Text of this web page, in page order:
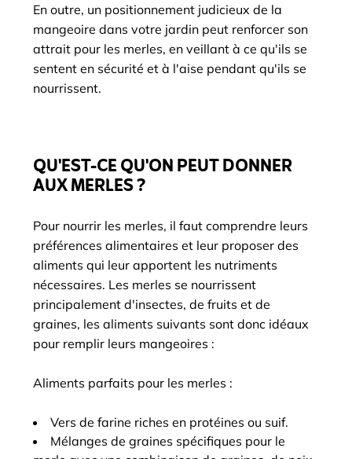
En outre, un positionnement judicieux de la
mangeoire dans votre jardin peut renforcer son
attrait pour les merles, en veillant à ce qu'ils se
sentent en sécurité et à l'aise pendant qu'ils se
nourrissent.
QU'EST-CE QU'ON PEUT DONNER
AUX MERLES ?
Pour nourrir les merles, il faut comprendre leurs
préférences alimentaires et leur proposer des
aliments qui leur apportent les nutriments
nécessaires. Les merles se nourrissent
principalement d'insectes, de fruits et de
graines, les aliments suivants sont donc idéaux
pour remplir leurs mangeoires :
Aliments parfaits pour les merles :
Vers de farine riches en protéines ou suif.
Mélanges de graines spécifiques pour le